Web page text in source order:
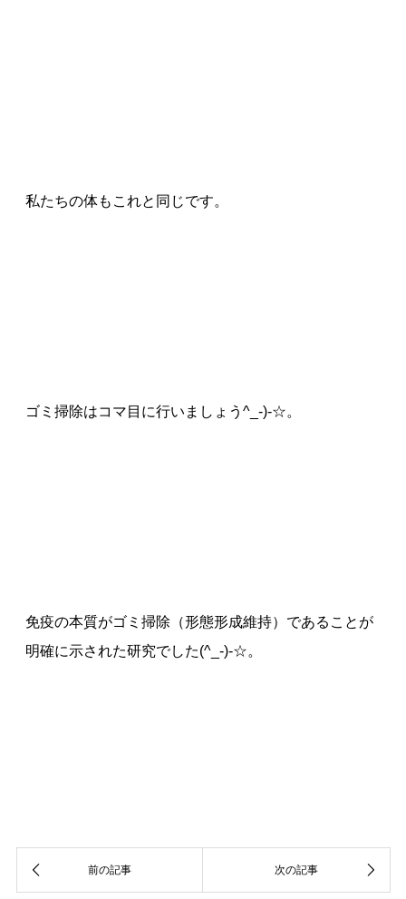
私たちの体もこれと同じです。
ゴミ掃除はコマ目に行いましょう ^_-)-☆。
免疫の本質がゴミ掃除（形態形成維持）であることが
明確に示された研究でした(^_-)-☆。